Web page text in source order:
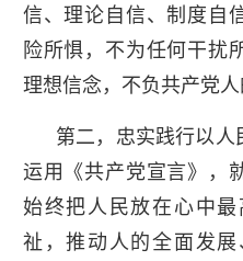
信、理论自信、制度自
险所惧，不为任何干扰
理想信念，不负共产党人
第二，忠实践行以人
运用《共产党宣言》，
始终把人民放在心中
祉，推动人的全面发